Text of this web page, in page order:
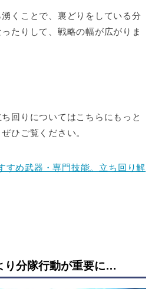
くことで、裏どりをしている分
たりして、戦略の幅が広がりま
回りについてはこちらにもっと
ひご覧ください。
すめ武器・専門技能。立ち回り解
り分隊行動が重要に…